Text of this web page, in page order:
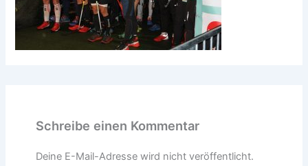
Schreibe einen Kommentar
Deine E-Mail-Adresse wird nicht veröffentlicht.